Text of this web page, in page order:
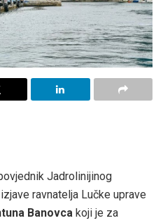
Jadrolinijinog
ravnatelja Lučke uprave
Banovca koji je za